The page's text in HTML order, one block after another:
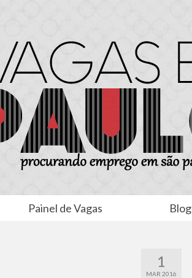
Painel de Vagas Blog
1
MAR 2016